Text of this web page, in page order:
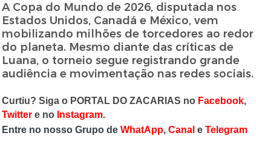
A Copa do Mundo de 2026, disputada nos
Estados Unidos, Canadá e México, vem
mobilizando milhões de torcedores ao redor
do planeta. Mesmo diante das críticas de
Luana, o torneio segue registrando grande
audiência e movimentação nas redes sociais.
Curtiu? Siga o PORTAL DO ZACARIAS no Facebook,
Twitter e no Instagram.
Entre no nosso Grupo deWhatApp,Canal eTelegram